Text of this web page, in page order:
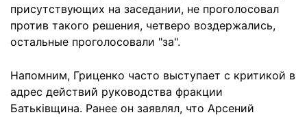
присутствующих на заседании, не проголосовал
против такого решения, четверо воздержались,
остальные проголосовали "за".
Напомним, Гриценко часто выступает с критикой в
адрес действий руководства фракции
Батьківщина. Ранее он заявлял, что Арсений